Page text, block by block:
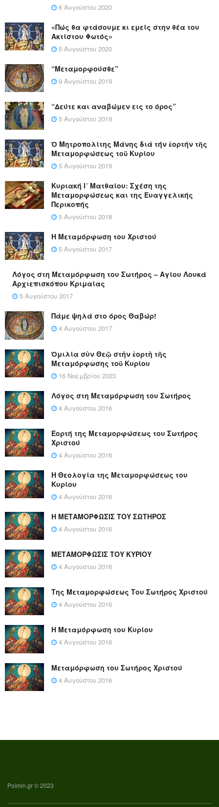
6 Αυγούστου 2020
«Πώς θα φτάσουμε κι εμείς στην θέα του
Ακτίστου Φωτός»
5 Αυγούστου 2020
“Μεταμορφούσθε”
9 Αυγούστου 2019
“Δεύτε και αναβώμεν εις το όρος”
5 Αυγούστου 2019
Ὁ Μητροπολίτης Μάνης διά τήν ἑορτήν τῆς
Μεταμορφώσεως τοῦ Κυρίου
5 Αυγούστου 2019
Κυριακή Ι´ Ματθαίου: Σχέση της
Μεταμορφώσεως και της Ευαγγελικής
Περικοπής
5 Αυγούστου 2018
Η Μεταμόρφωση του Χριστού
5 Αυγούστου 2017
Λόγος στη Μεταμόρφωση του Σωτήρος – Αγίου Λουκά
Αρχιεπισκόπου Κριμαίας
5 Αυγούστου 2017
Πάμε ψηλά στο όρος Θαβώρ!
4 Αυγούστου 2017
Ὁμιλία σὺν Θεῷ στὴν ἑορτὴ τῆς
Μεταμόρφωσης τοῦ Κυρίου
16 Νοεμβρίου 2023
Λόγος στη Μεταμόρφωση του Σωτήρος
4 Αυγούστου 2016
Εορτή της Μεταμορφώσεως του Σωτήρος
Χριστού
4 Αυγούστου 2016
Η Θεολογία της Μεταμορφώσεως του
Κυρίου
4 Αυγούστου 2016
Η ΜΕΤΑΜΟΡΦΩΣΙΣ ΤΟΥ ΣΩΤΗΡΟΣ
4 Αυγούστου 2016
ΜΕΤΑΜΟΡΦΩΣΙΣ ΤΟΥ ΚΥΡΙΟΥ
4 Αυγούστου 2016
Της Μεταμορφώσεως Του Σωτήρος Χριστού
4 Αυγούστου 2016
Η Μεταμόρφωση του Κυρίου
4 Αυγούστου 2016
Μεταμόρφωση του Σωτήρος Χριστού
4 Αυγούστου 2016
Poimin.gr © 2023